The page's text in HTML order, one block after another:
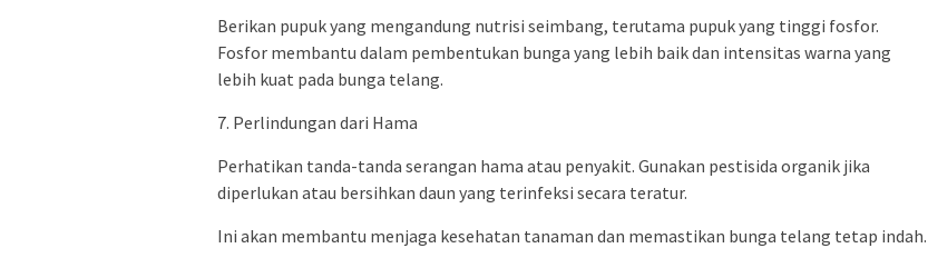
Berikan pupuk yang mengandung nutrisi seimbang, terutama pupuk yang tinggi fosfor.
Fosfor membantu dalam pembentukan bunga yang lebih baik dan intensitas warna yang
lebih kuat pada bunga telang.
7. Perlindungan dari Hama
Perhatikan tanda-tanda serangan hama atau penyakit. Gunakan pestisida organik jika
diperlukan atau bersihkan daun yang terinfeksi secara teratur.
Ini akan membantu menjaga kesehatan tanaman dan memastikan bunga telang tetap indah.